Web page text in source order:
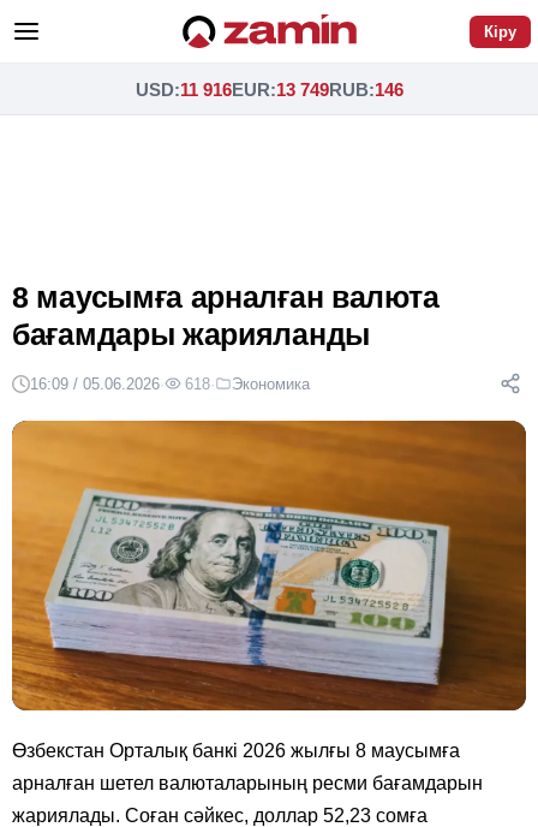
Кіру
USD:11 916EUR:13 749RUB:146
8 маусымға арналған валюта
бағамдары жарияланды
16:09 / 05.06.2026· 618· Экономика
Өзбекстан Орталық банкі 2026 жылғы 8 маусымға
арналған шетел валюталарының ресми бағамдарын
жариялады. Соған сәйкес, доллар 52,23 сомға